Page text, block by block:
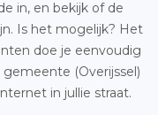
in, en bekijk of de
Is het mogelijk? Het
doe je eenvoudig
(Overijssel)
in jullie straat.